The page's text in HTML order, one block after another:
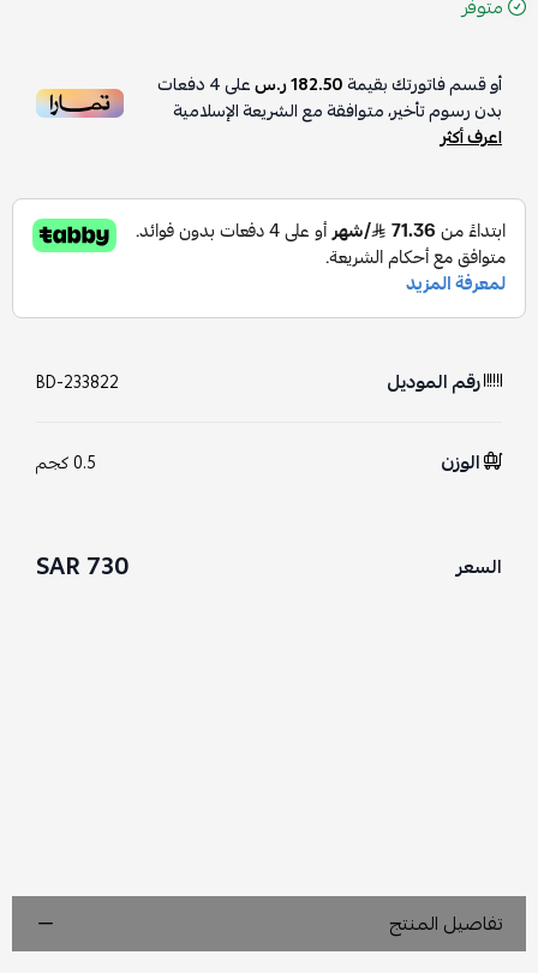
متوفر
أو قسم فاتورتك بقيمة182.50 ر.س على4دفعات
بدون رسوم تأخير، متوافقة مع الشريعة الإسلامية
اعرف أكثر
رقم الموديل BD-233822
الوزن 0.5 كجم
السعر 730 SAR
تفاصيل المنتج